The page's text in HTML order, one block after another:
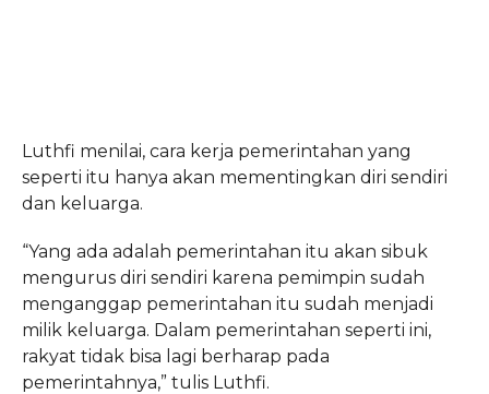
Luthfi menilai, cara kerja pemerintahan yang
seperti itu hanya akan mementingkan diri sendiri
dan keluarga.
“Yang ada adalah pemerintahan itu akan sibuk
mengurus diri sendiri karena pemimpin sudah
menganggap pemerintahan itu sudah menjadi
milik keluarga. Dalam pemerintahan seperti ini,
rakyat tidak bisa lagi berharap pada
pemerintahnya,” tulis Luthfi.